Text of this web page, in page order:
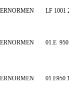
LF 1001
01.E